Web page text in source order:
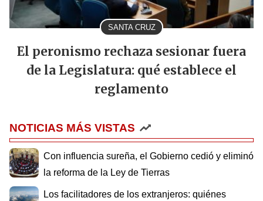
SANTA CRUZ
El peronismo rechaza sesionar fuera
de la Legislatura: qué establece el
reglamento
NOTICIAS MÁS VISTAS
Con influencia sureña, el Gobierno cedió y eliminó
la reforma de la Ley de Tierras
Los facilitadores de los extranjeros: quiénes